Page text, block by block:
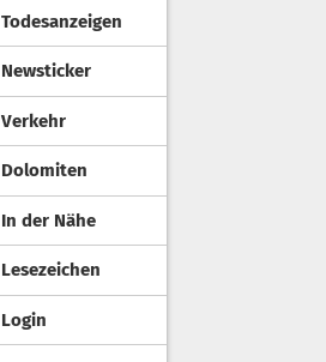
Todesanzeigen
Newsticker
Verkehr
Dolomiten
In der Nähe
Lesezeichen
Login